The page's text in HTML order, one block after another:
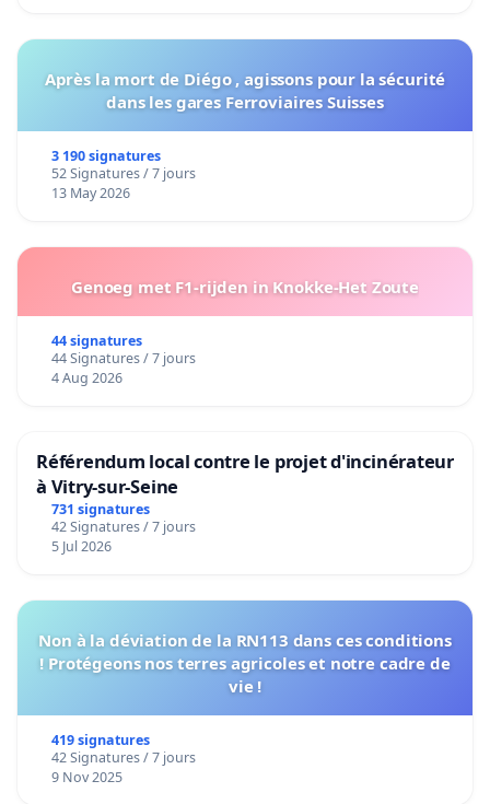
Après la mort de Diégo , agissons pour la sécurité
dans les gares Ferroviaires Suisses
3 190 signatures
52 Signatures / 7 jours
13 May 2026
Genoeg met F1-rijden in Knokke-Het Zoute
44 signatures
44 Signatures / 7 jours
4 Aug 2026
Référendum local contre le projet d'incinérateur
à Vitry-sur-Seine
731 signatures
42 Signatures / 7 jours
5 Jul 2026
Non à la déviation de la RN113 dans ces conditions
! Protégeons nos terres agricoles et notre cadre de
vie !
419 signatures
42 Signatures / 7 jours
9 Nov 2025